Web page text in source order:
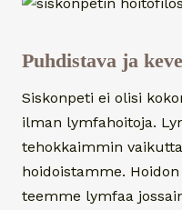
Puhdistava ja
Siskonpeti ei olisi
ilman lymfahoitoja.
tehokkaimmin
hoidoistamme.
teemme lymfaa